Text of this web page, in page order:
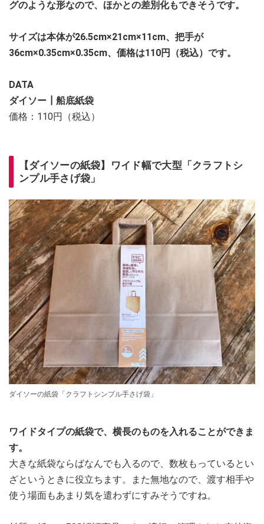
グのような形なので、ほかとの差別化もできそうです。
サイズは本体が26.5cm×21cm×11cm、把手が
36cm×0.35cm×0.35cm、価格は110円（税込）です。
DATA
ダイソー┃船底紙袋
価格：110円（税込）
【ダイソーの紙袋】ワイド幅で大型「クラフトシ
ンプル手さげ袋」
ダイソーの紙袋「クラフトシンプル手さげ袋」
ワイドタイプの紙袋で、横長のものを入れることができま
す。
大きな紙袋ならばなんでも入るので、数枚もっているとい
ざというときに役立ちます。また無地なので、渡す相手や
使う場面もあまり気を遣わずにすみそうですね。